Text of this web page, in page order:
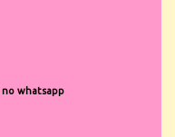
no whatsapp